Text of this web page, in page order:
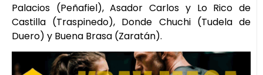
Palacios (Peñafiel), Asador Carlos y Lo Rico de
Castilla (Traspinedo), Donde Chuchi (Tudela de
Duero) y Buena Brasa (Zaratán).